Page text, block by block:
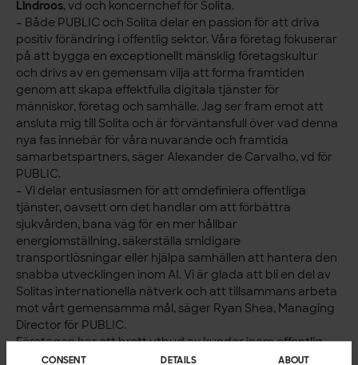
CONSENT DETAILS ABOUT
Lindroos, vd och koncernchef för Solita.
– Både PUBLIC och Solita delar en passion för att driva
positiv förändring i offentlig sektor. Våra företag fokuserar
på att bygga en exceptionellt mänsklig företagskultur
och drivs av en gemensam vilja att forma framtiden
genom att skapa effektfulla digitala tjänster för
människor, företag och samhälle. Jag ser fram emot att
ansluta mig till Solita och är förväntansfull över vad denna
nya fas innebär för våra nuvarande och framtida
samarbetspartners, säger Alexander de Carvalho, vd för
PUBLIC.
– Vi delar entusiasmen för att omdefiniera offentliga
tjänster, oavsett om det handlar om att förbättra
sjukvården, bana väg för en mer hållbar
energiomställning, säkerställa smidigare
transportlösningar eller hjälpa samhällen att hantera den
snabba utvecklingen inom AI. Vi är glada att bli en del av
Solitas internationella nätverk och att tillsammans arbeta
mot vårt gemensamma mål, säger Ryan Shea, Managing
Director för PUBLIC.
Företagen har ett brett utbud av kunder inom offentlig
sektor. Solita, med huvudkontor i Finland, arbetar även